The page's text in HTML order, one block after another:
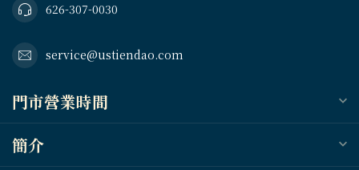
626-307-0030
service@ustiendao.com
門市營業時間
簡介